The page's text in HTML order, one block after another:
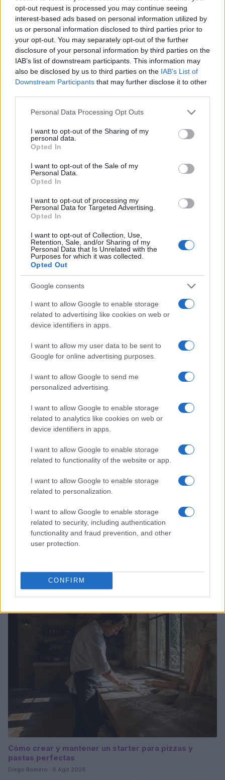
opt-out request is processed you may continue seeing
interest-based ads based on personal information utilized by
us or personal information disclosed to third parties prior to
your opt-out. You may separately opt-out of the further
disclosure of your personal information by third parties on the
IAB’s list of downstream participants. This information may
also be disclosed by us to third parties on the IAB’s List of
Downstream Participants that may further disclose it to other
Please note that this website/app uses one or more Google
not limited to your visit or usage behaviour. You may click to
grant or deny consent to Google and its third-party tags to
use your data for below specified purposes in below Google
consent section.
Personal Data Processing Opt Outs
I want to opt-out of the Sharing of my
personal data.
Opted In
I want to opt-out of the Sale of my
Personal Data.
Opted In
I want to opt-out of processing my
Personal Data for Targeted Advertising.
Opted In
I want to opt-out of Collection, Use,
Retention, Sale, and/or Sharing of my
Personal Data that Is Unrelated with the
Purposes for which it was collected.
Opted Out
Google consents
I want to allow Google to enable storage
related to advertising like cookies on web or
device identifiers in apps.
I want to allow my user data to be sent to
Google for online advertising purposes.
I want to allow Google to send me
personalized advertising.
I want to allow Google to enable storage
related to analytics like cookies on web or
device identifiers in apps.
I want to allow Google to enable storage
related to functionality of the website or app.
I want to allow Google to enable storage
related to personalization.
I want to allow Google to enable storage
related to security, including authentication
functionality and fraud prevention, and other
user protection.
CONFIRM
preguntas mantendrá a todos al borde de sus
asientos en los próximos episodios. No te pierdas la
emoción de esta temporada que, sin duda, está
llena de giros inesperados y momentos
inolvidables. ¡Comparte tus predicciones y no te
quedes fuera de la conversación!
AUTOR
staff
SALUD Y ALIMENTACIÓN
gastronomía peruana y ecuatoriana
Cómo crear y mantener un starter para pizzas y
pastas perfectas
Diego Romero · 6 Ago 2026